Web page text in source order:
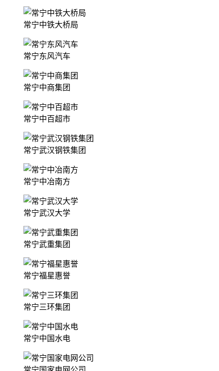
常宁中铁大桥局
常宁东风汽车
常宁中商集团
常宁中百超市
常宁武汉钢铁集团
常宁中冶南方
常宁武汉大学
常宁武重集团
常宁福星惠誉
常宁三环集团
常宁中国水电